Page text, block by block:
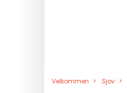
Velkommen Sjov